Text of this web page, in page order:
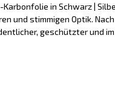
in Schwarz |
und stimmigen Optik.
geschützter und